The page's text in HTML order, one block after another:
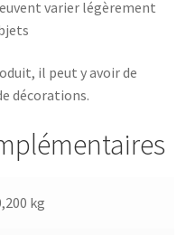
varier légèrement
il peut y avoir de
décorations.
kg